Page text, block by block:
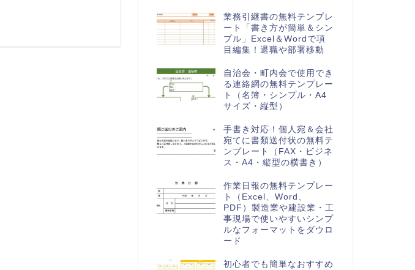
業務引継書の無料テンプレ
ート「書き方が簡単＆シン
プル」Excel＆Wordで項
目編集！退職や部署移動
自治会・町内会で使用でき
る連絡網の無料テンプレー
ト（名簿・シンプル・A4
サイズ・縦型）
手書き対応！個人宛＆会社
宛てに書類送付状の無料テ
ンプレート（FAX・ビジネ
ス・A4・縦型の横書き）
作業日報の無料テンプレー
ト（Excel、Word、
PDF）製造業や建設業・工
事現場で使いやすいシンプ
ルなフォーマットをダウロ
ード
初心者でも簡単なおすすめ